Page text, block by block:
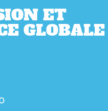
ET
GLOBALE